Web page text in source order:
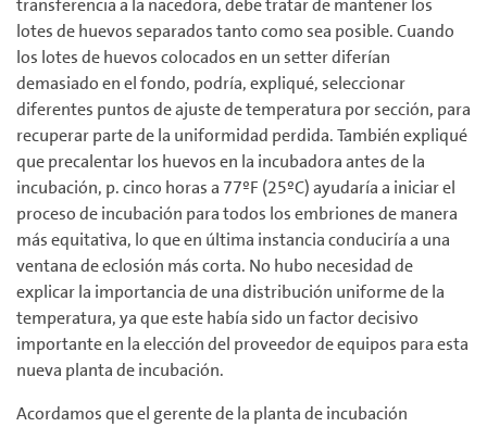
transferencia a la nacedora, debe tratar de mantener los
lotes de huevos separados tanto como sea posible. Cuando
los lotes de huevos colocados en un setter diferían
demasiado en el fondo, podría, expliqué, seleccionar
diferentes puntos de ajuste de temperatura por sección, para
recuperar parte de la uniformidad perdida. También expliqué
que precalentar los huevos en la incubadora antes de la
incubación, p. cinco horas a 77ºF (25ºC) ayudaría a iniciar el
proceso de incubación para todos los embriones de manera
más equitativa, lo que en última instancia conduciría a una
ventana de eclosión más corta. No hubo necesidad de
explicar la importancia de una distribución uniforme de la
temperatura, ya que este había sido un factor decisivo
importante en la elección del proveedor de equipos para esta
nueva planta de incubación.
Acordamos que el gerente de la planta de incubación